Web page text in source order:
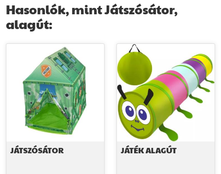
Hasonlók, mint Játszósátor,
alagút:
JÁTSZÓSÁTOR JÁTÉK ALAGÚT